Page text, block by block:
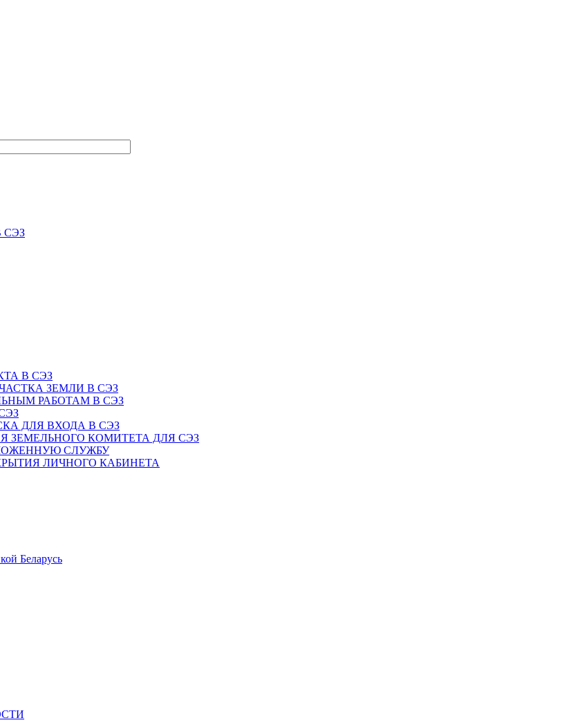
СЭЗ
В СЭЗ
ЗЕМЛИ В СЭЗ
РАБОТАМ В СЭЗ
ДЛЯ ВХОДА В СЭЗ
ЗЕМЕЛЬНОГО КОМИТЕТА ДЛЯ СЭЗ
СЛУЖБУ
ЛИЧНОГО КАБИНЕТА
Беларусь